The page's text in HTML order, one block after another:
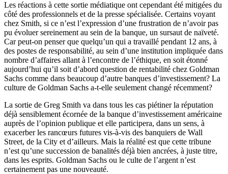
Les réactions à cette sortie médiatique ont cependant été mitigées du
côté des professionnels et de la presse spécialisée. Certains voyant
chez Smith, si ce n’est l’expression d’une frustration de n’avoir pas
pu évoluer sereinement au sein de la banque, un sursaut de naïveté.
Car peut-on penser que quelqu’un qui a travaillé pendant 12 ans, à
des postes de responsabilité, au sein d’une institution impliquée dans
nombre d’affaires allant à l’encontre de l’éthique, en soit étonné
aujourd’hui qu’il soit d’abord question de rentabilité chez Goldman
Sachs comme dans beaucoup d’autre banques d’investissement? La
culture de Goldman Sachs a-t-elle seulement changé récemment?
La sortie de Greg Smith va dans tous les cas piétiner la réputation
déjà sensiblement écornée de la banque d’investissement américaine
auprès de l’opinion publique et elle participera, dans un sens, à
exacerber les rancœurs futures vis-à-vis des banquiers de Wall
Street, de la City et d’ailleurs. Mais la réalité est que cette tribune
n’est qu’une succession de banalités déjà bien ancrées, à juste titre,
dans les esprits. Goldman Sachs ou le culte de l’argent n’est
certainement pas une nouveauté.